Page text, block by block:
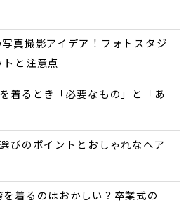
真撮影アイデア！フォトスタジ
と注意点
着るとき「必要なもの」と「あ
びのポイントとおしゃれなヘア
着るのはおかしい？卒業式の